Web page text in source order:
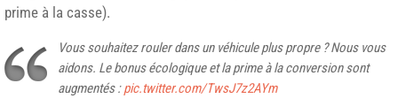
prime à la casse).
Vous souhaitez rouler dans un véhicule plus propre ? Nous vous
aidons. Le bonus écologique et la prime à la conversion sont
augmentés :pic.twitter.com/TwsJ7z2AYm